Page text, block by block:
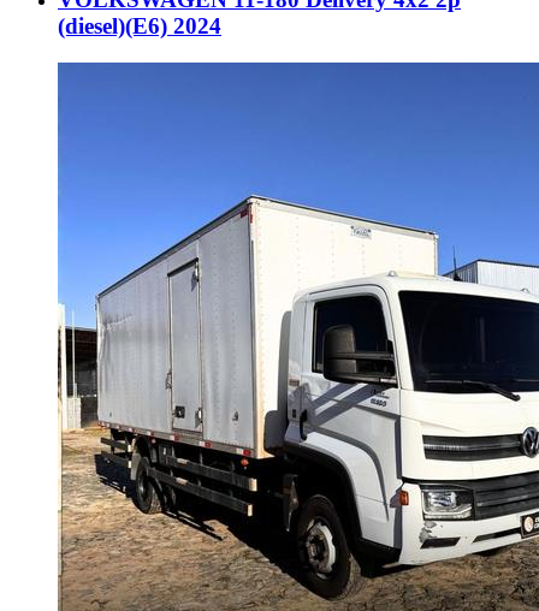
(diesel)(E6) 2024